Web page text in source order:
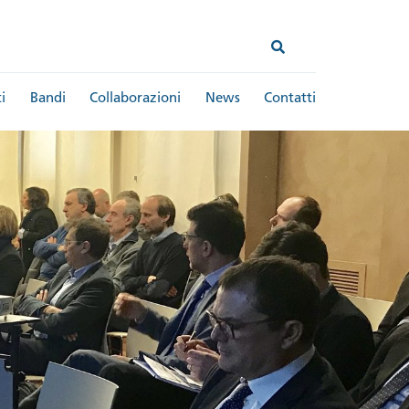
Bandi Collaborazioni News Contatti